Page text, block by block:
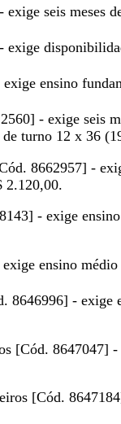
seis
exige
ensino
- exige seis
turno 12 x 36
8662957] -
2.120,00.
- exige
ensino
8646996] -
[Cód. 8647047]
[Cód.